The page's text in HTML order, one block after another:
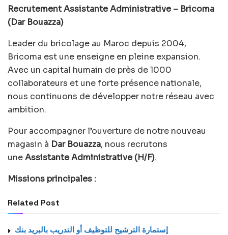
Recrutement Assistante Administrative – Bricoma
(Dar Bouazza)
Leader du bricolage au Maroc depuis 2004,
Bricoma est une enseigne en pleine expansion.
Avec un capital humain de près de 1000
collaborateurs et une forte présence nationale,
nous continuons de développer notre réseau avec
ambition.
Pour accompagner l’ouverture de notre nouveau
magasin à Dar Bouazza, nous recrutons
uneAssistante Administrative (H/F).
Missions principales :
Related Post
إستمارة الترشيح للتوظيف أو التدريب بالبريد بنك